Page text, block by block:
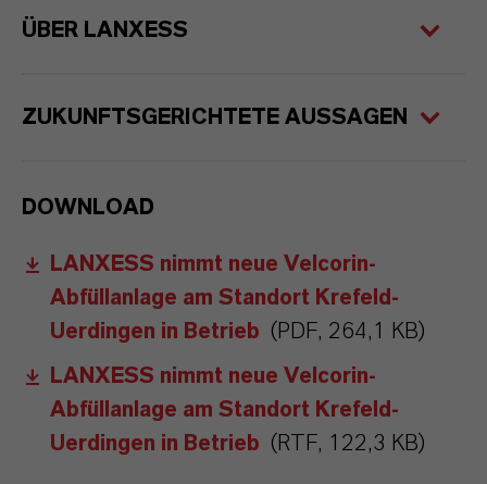
ÜBER LANXESS
ZUKUNFTSGERICHTETE AUSSAGEN
DOWNLOAD
LANXESS nimmt neue Velcorin-
Abfüllanlage am Standort Krefeld-
Uerdingen in Betrieb (PDF, 264,1 KB)
LANXESS nimmt neue Velcorin-
Abfüllanlage am Standort Krefeld-
Uerdingen in Betrieb (RTF, 122,3 KB)